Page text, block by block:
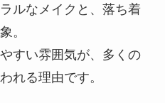
ルなメイクと、落ち着
。
すい雰囲気が、多くの
れる理由です。